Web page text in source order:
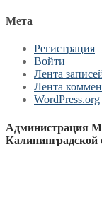
Мета
Регистрация
Войти
Лента
Лента
WordPress.org
Администрация
Калининградской